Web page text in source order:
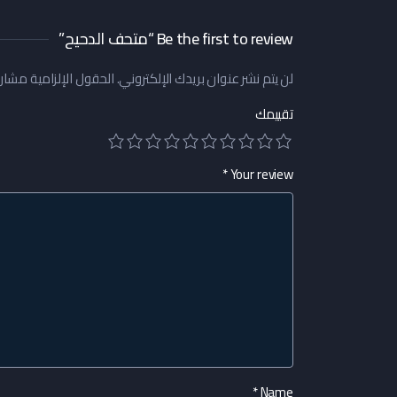
Be the first to review “متحف الدحيح”
لن يتم نشر عنوان بريدك الإلكتروني.الحقول الإلزامية مشار
تقييمك
Your review
*